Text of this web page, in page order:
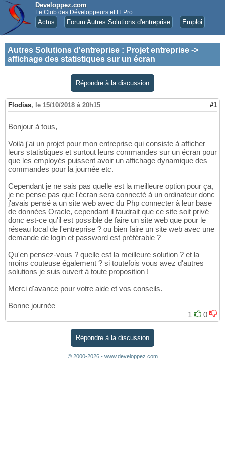
Developpez.com
Le Club des Développeurs et IT Pro
Actus Forum Autres Solutions d'entreprise Emploi
Autres Solutions d'entreprise : Projet entreprise ->
affichage des statistiques sur un écran
Répondre à la discussion
Flodias, le 15/10/2018 à 20h15 #1
Bonjour à tous,
Voilà j'ai un projet pour mon entreprise qui consiste à afficher
leurs statistiques et surtout leurs commandes sur un écran pour
que les employés puissent avoir un affichage dynamique des
commandes pour la journée etc.
Cependant je ne sais pas quelle est la meilleure option pour ça,
je ne pense pas que l'écran sera connecté à un ordinateur donc
j'avais pensé a un site web avec du Php connecter à leur base
de données Oracle, cependant il faudrait que ce site soit privé
donc est-ce qu'il est possible de faire un site web que pour le
réseau local de l'entreprise ? ou bien faire un site web avec une
demande de login et password est préférable ?
Qu'en pensez-vous ? quelle est la meilleure solution ? et la
moins couteuse également ? si toutefois vous avez d'autres
solutions je suis ouvert à toute proposition !
Merci d'avance pour votre aide et vos conseils.
Bonne journée
1
0
Répondre à la discussion
© 2000-2026 - www.developpez.com